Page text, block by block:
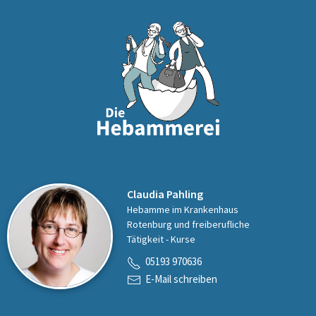
Claudia Pahling
Hebamme im Krankenhaus
Rotenburg und freiberufliche
Tätigkeit - Kurse
05193 970636
E-Mail schreiben